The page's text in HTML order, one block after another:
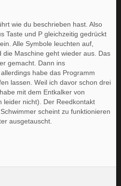
wie du beschrieben hast. Also
Taste und P gleichzeitig gedrückt
Alle Symbole leuchten auf,
die Maschine geht wieder aus. Das
gemacht. Dann ins
habe das Programm
lassen. Weil ich davor schon drei
mit dem Entkalker von
leider nicht). Der Reedkontakt
scheint zu funktionieren
ausgetauscht.